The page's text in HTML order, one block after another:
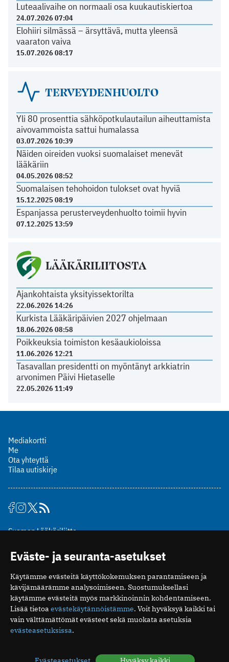
Luteaalivaihe on normaali osa kuukautiskiertoa
24.07.2026 07:04
Elohiiri silmässä – ärsyttävä, mutta yleensä
vaaraton vaiva
15.07.2026 08:17
TERVEYDENHUOLTO
Yli 80 prosenttia sähköpotkulautailun aiheuttamista
aivovammoista sattui humalassa
03.07.2026 10:39
Näiden oireiden vuoksi suomalaiset menevät
lääkäriin
04.05.2026 08:52
Suomalaisen tehohoidon tulokset ovat hyviä
15.12.2025 08:19
Espanjassa perusterveydenhuolto toimii hyvin
07.12.2025 13:59
LÄÄKÄRILIITOSTA
Ajankohtaista yksityissektorilta
22.06.2026 14:26
Kurkista Lääkäripäivien 2027 ohjelmaan
18.06.2026 08:58
Poikkeuksia toimiston kesäaukioloissa
11.06.2026 12:21
Tasavallan presidentti on myöntänyt arkkiatrin
arvonimen Päivi Hietaselle
22.05.2026 11:49
Mediakortti
Me
Ota yhteyttä
Tilaa uutiskirje
Suomen Lääkäriliitto
00510 Helsinki
puh. (09) 393 091
toimitus@potilaanlaakarilehti.fi
ISSN 2323-9476
Eväste- ja seuranta-asetukset
Käytämme evästeitä käyttökokemuksen parantamiseen ja
kävijämäärämme analysoimiseen. Suostumuksellasi
käytämme evästeitä myös markkinoinnin kohdentamiseen.
Lisää tietoa evästekäytännöistämme. Voit hyväksyä kaikki tai
vain välttämättömät evästeet sekä muokata asetuksia
evästeasetuksissa.